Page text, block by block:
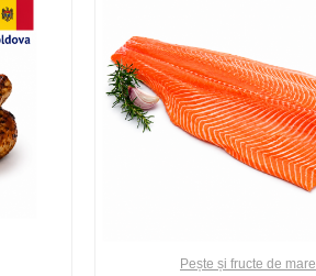
Pește și fructe de mare